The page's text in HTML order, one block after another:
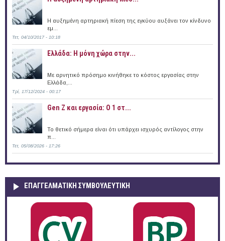
Η αυξημένη αρτηριακή πίεση της εγκύου αυξάνει τον κίνδυνο
εμ...
Τετ, 04/10/2017 - 10:18
Ελλάδα: Η μόνη χώρα στην...
Με αρνητικό πρόσημο κινήθηκε το κόστος εργασίας στην
Ελλάδα,...
Τρί, 17/12/2024 - 00:17
Gen Z και εργασία: Ο 1 στ...
Το θετικό σήμερα είναι ότι υπάρχει ισχυρός αντίλογος στην
π...
Τετ, 05/08/2026 - 17:26
ΕΠΑΓΓΕΛΜΑΤΙΚΉ ΣΥΜΒΟΥΛΕΥΤΙΚΉ